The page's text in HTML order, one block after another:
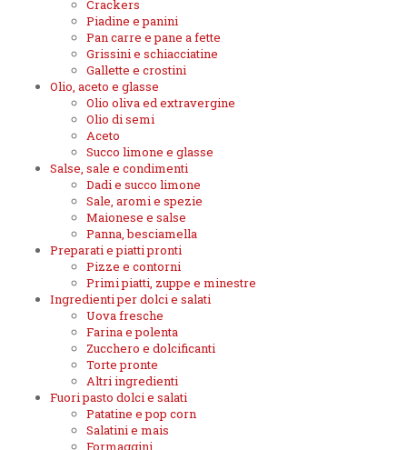
Crackers
Piadine e panini
Pan carre e pane a fette
Grissini e schiacciatine
Gallette e crostini
Olio, aceto e glasse
Olio oliva ed extravergine
Olio di semi
Aceto
Succo limone e glasse
Salse, sale e condimenti
Dadi e succo limone
Sale, aromi e spezie
Maionese e salse
Panna, besciamella
Preparati e piatti pronti
Pizze e contorni
Primi piatti, zuppe e minestre
Ingredienti per dolci e salati
Uova fresche
Farina e polenta
Zucchero e dolcificanti
Torte pronte
Altri ingredienti
Fuori pasto dolci e salati
Patatine e pop corn
Salatini e mais
Formaggini